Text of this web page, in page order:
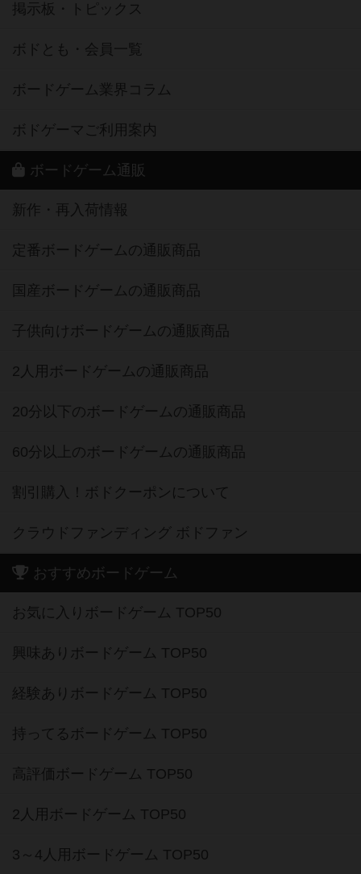
掲示板・トピックス
ボドとも・会員一覧
ボードゲーム業界コラム
ボドゲーマご利用案内
ボードゲーム通販
新作・再入荷情報
定番ボードゲームの通販商品
国産ボードゲームの通販商品
子供向けボードゲームの通販商品
2人用ボードゲームの通販商品
20分以下のボードゲームの通販商品
60分以上のボードゲームの通販商品
割引購入！ボドクーポンについて
クラウドファンディング ボドファン
おすすめボードゲーム
お気に入りボードゲーム TOP50
興味ありボードゲーム TOP50
経験ありボードゲーム TOP50
持ってるボードゲーム TOP50
高評価ボードゲーム TOP50
2人用ボードゲーム TOP50
3～4人用ボードゲーム TOP50